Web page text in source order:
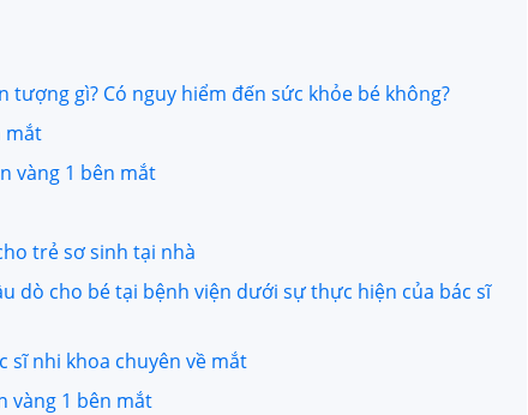
gì? Có nguy hiểm đến sức khỏe bé không?
mắt
vàng 1 bên mắt
trẻ sơ sinh tại nhà
dò cho bé tại bệnh viện dưới sự thực hiện của bác sĩ
sĩ nhi khoa chuyên về mắt
vàng 1 bên mắt